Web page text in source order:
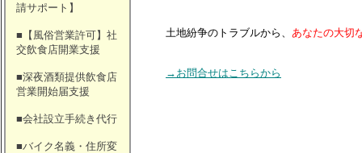
土地紛争のトラブルから、 あなたの大切
→お問合せはこちらから
請サポート】
■【風俗営業許可】社
交飲食店開業支援
■深夜酒類提供飲食店
営業開始届支援
■会社設立手続き代行
■バイク名義・住所変